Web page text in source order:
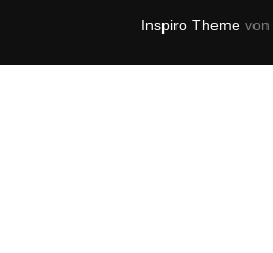
Inspiro Theme von